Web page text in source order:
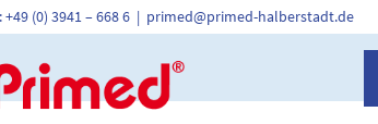
(0) 3941 – 668 6 | primed@primed-halberstadt.de